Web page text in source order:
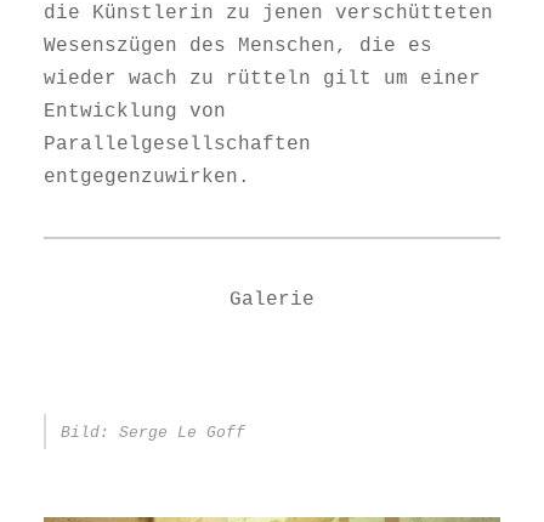
die Künstlerin zu jenen verschütteten
Wesenszügen des Menschen, die es
wieder wach zu rütteln gilt um einer
Entwicklung von
Parallelgesellschaften
entgegenzuwirken.
Galerie
Bild: Serge Le Goff